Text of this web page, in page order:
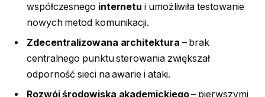
współczesnego internetu i umożliwiła testowanie
nowych metod komunikacji.
Zdecentralizowana architektura – brak
centralnego punktu sterowania zwiększał
odporność sieci na awarie i ataki.
Rozwój środowiska akademickiego– pierwszymi